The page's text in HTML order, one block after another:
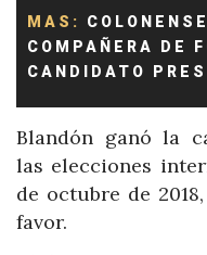
MAS:
COMPAÑERA DE
CANDIDATO
Blandón ganó la
las elecciones
de octubre de
favor.